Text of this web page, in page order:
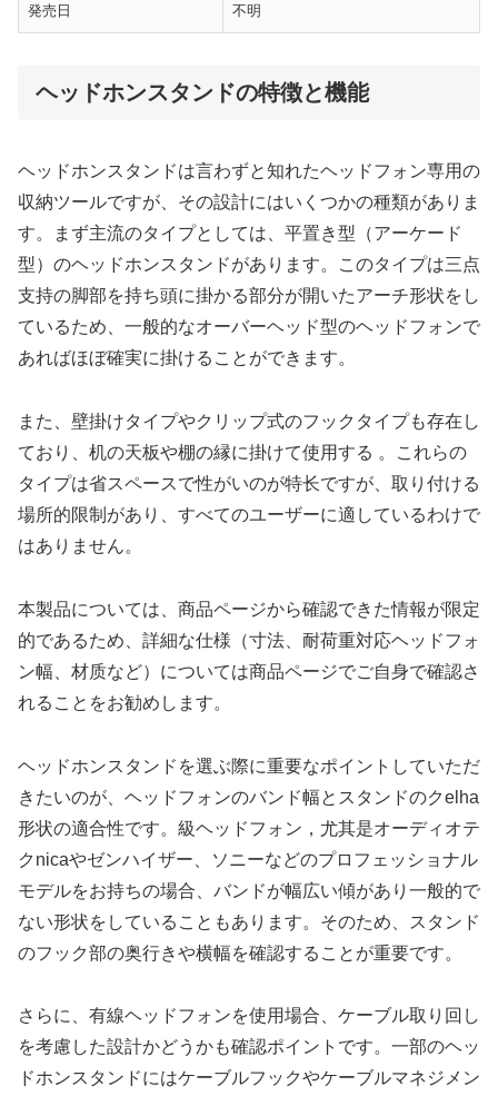
発売日 不明
ヘッドホンスタンドの特徴と機能
ヘッドホンスタンドは言わずと知れたヘッドフォン専用の
収納ツールですが、その設計にはいくつかの種類がありま
す。まず主流のタイプとしては、平置き型（アーケード
型）のヘッドホンスタンドがあります。このタイプは三点
支持の脚部を持ち頭に掛かる部分が開いたアーチ形状をし
ているため、一般的なオーバーヘッド型のヘッドフォンで
あればほぼ確実に掛けることができます。
また、壁掛けタイプやクリップ式のフックタイプも存在し
ており、机の天板や棚の縁に掛けて使用する 。これらの
タイプは省スペースで性がいのが特长ですが、取り付ける
場所的限制があり、すべてのユーザーに適しているわけで
はありません。
本製品については、商品ページから確認できた情報が限定
的であるため、詳細な仕様（寸法、耐荷重対応ヘッドフォ
ン幅、材质など）については商品ページでご自身で確認さ
れることをお勧めします。
ヘッドホンスタンドを選ぶ際に重要なポイントしていただ
きたいのが、ヘッドフォンのバンド幅とスタンドのクelha
形状の適合性です。級ヘッドフォン，尤其是オーディオテ
クnicaやゼンハイザー、ソニーなどのプロフェッショナル
モデルをお持ちの場合、バンドが幅広い傾があり一般的で
ない形状をしていることもあります。そのため、スタンド
のフック部の奥行きや横幅を確認することが重要です。
さらに、有線ヘッドフォンを使用場合、ケーブル取り回し
を考慮した設計かどうかも確認ポイントです。一部のヘッ
ドホンスタンドにはケーブルフックやケーブルマネジメン